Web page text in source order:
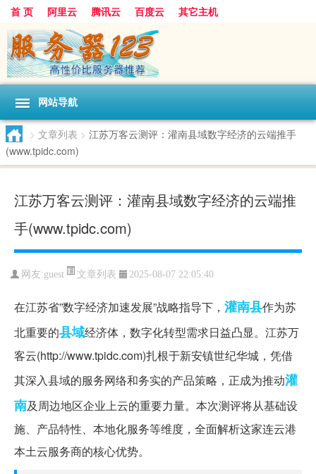
首 页 阿里云 腾讯云 百度云 其它主机
网站导航
> 文章列表 > 江苏万客云测评：灌南县域数字经济的云端推手
(www.tpidc.com)
江苏万客云测评：灌南县域数字经济的云端推
手(www.tpidc.com)
网友:guest 文章列表 2025-08-07 22:05:40
在江苏省”数字经济加速发展”战略指导下， 灌南县作为苏
北重要的县域经济体，数字化转型需求日益凸显。江苏万
客云(http://www.tpidc.com)扎根于新安镇世纪华城，凭借
其深入县域的服务网络和务实的产品策略，正成为推动灌
南及周边地区企业上云的重要力量。本次测评将从基础设
施、产品特性、本地化服务等维度，全面解析这家连云港
本土云服务商的核心优势。